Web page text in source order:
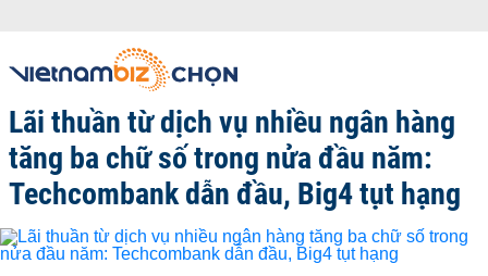
Lãi thuần từ dịch vụ nhiều ngân hàng
tăng ba chữ số trong nửa đầu năm:
Techcombank dẫn đầu, Big4 tụt hạng